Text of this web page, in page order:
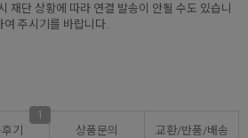
재단 상황에 따라 연결 발송이 안될 수도 있습니
여 주시기를 바랍니다.
기
1
상품문의 교환/반품/배송